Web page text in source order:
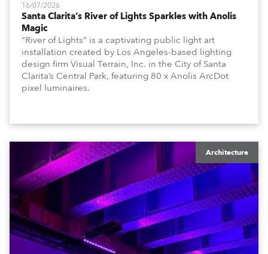
16/07/2026
Santa Clarita’s River of Lights Sparkles with Anolis
Magic
“River of Lights” is a captivating public light art
installation created by Los Angeles-based lighting
design firm Visual Terrain, Inc. in the City of Santa
Clarita’s Central Park, featuring 80 x Anolis ArcDot
pixel luminaires.
Architecture